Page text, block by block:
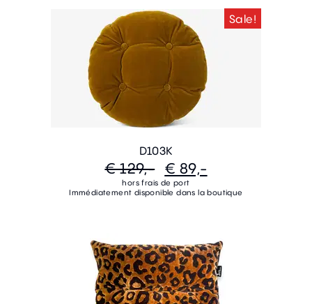
Sale!
D103K
€ 129,- € 89,-
hors frais de port
Immédiatement disponible dans la boutique